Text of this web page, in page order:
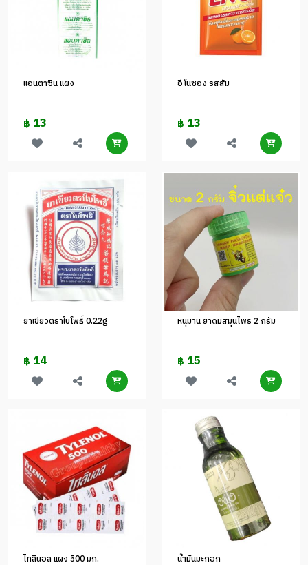
แอนตาซิน แผง
฿ 13
อีโนซอง รสส้ม
฿ 13
ยาเขียวตราใบโพธิ์ 0.22g
฿ 14
หนุมาน ยาดมสมุนไพร 2 กรัม
฿ 15
ไทลินอล แผง 500 มก. น้ำมันมะกอก